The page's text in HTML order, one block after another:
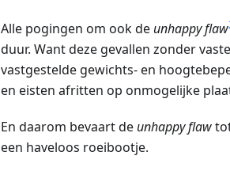
Alle pogingen om ook de unhappy flaw
duur. Want deze gevallen zonder
vastgestelde gewichts- en
en eisten afritten op onmogelijke
En daarom bevaart de unhappy flaw
een haveloos roeibootje.